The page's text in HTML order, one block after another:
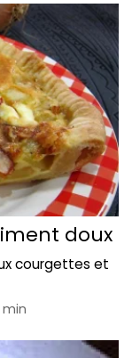
doux
courgettes et
min